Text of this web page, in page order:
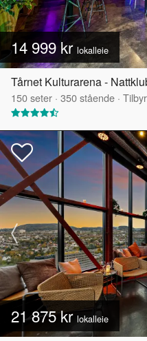
14 999 kr lokalleie
Tårnet Kulturarena -
150seter · 350stående ·
21 875 krlokalleie